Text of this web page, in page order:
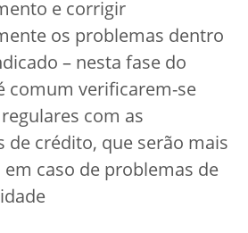
e corrigir
os problemas dentro
– nesta fase do
comum verificarem-se
com as
de crédito, que serão mais
caso de problemas de